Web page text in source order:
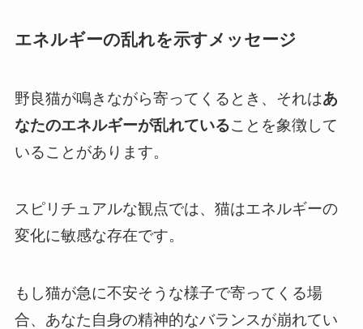
エネルギーの乱れを示すメッセージ
野良猫が鳴きながら寄ってくるとき、それはあ
なたのエネルギーが乱れていることを象徴して
いることがあります。
スピリチュアルな観点では、猫はエネルギーの
変化に敏感な存在です。
もし猫が急に不安そうな様子で寄ってくる場
合、あなた自身の精神的なバランスが崩れてい